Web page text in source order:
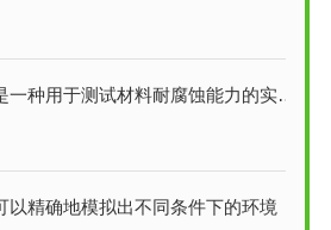
种用于测试材料耐腐蚀能力的实验设备
以精确地模拟出不同条件下的环境